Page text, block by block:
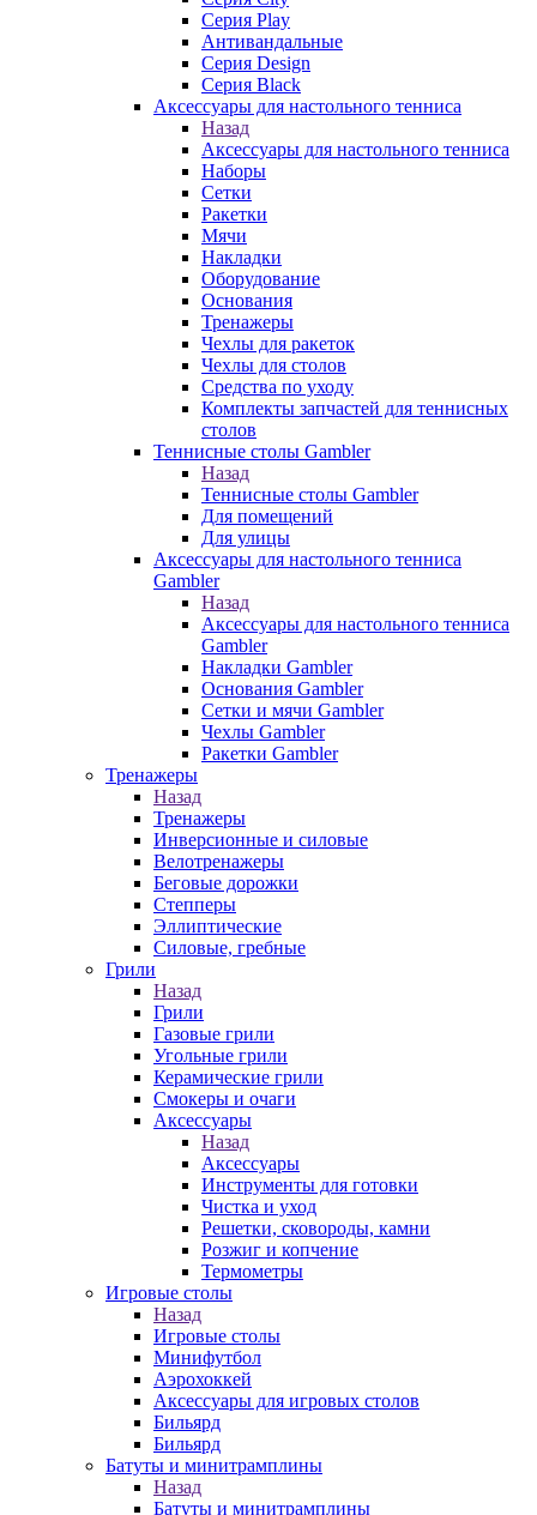
Серия Play
Антивандальные
Серия Design
Серия Black
Аксессуары для настольного тенниса
Назад
Аксессуары для настольного тенниса
Наборы
Сетки
Ракетки
Мячи
Накладки
Оборудование
Основания
Тренажеры
Чехлы для ракеток
Чехлы для столов
Средства по уходу
Комплекты запчастей для теннисных
столов
Теннисные столы Gambler
Назад
Теннисные столы Gambler
Для помещений
Для улицы
Аксессуары для настольного тенниса
Gambler
Назад
Аксессуары для настольного тенниса
Gambler
Накладки Gambler
Основания Gambler
Сетки и мячи Gambler
Чехлы Gambler
Ракетки Gambler
Тренажеры
Назад
Тренажеры
Инверсионные и силовые
Велотренажеры
Беговые дорожки
Степперы
Эллиптические
Силовые, гребные
Грили
Назад
Грили
Газовые грили
Угольные грили
Керамические грили
Смокеры и очаги
Аксессуары
Назад
Аксессуары
Инструменты для готовки
Чистка и уход
Решетки, сковороды, камни
Розжиг и копчение
Термометры
Игровые столы
Назад
Игровые столы
Минифутбол
Аэрохоккей
Аксессуары для игровых столов
Бильяpд
Бильяpд
Батуты и минитрамплины
Назад
Батуты и минитрамплины